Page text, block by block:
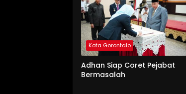
Kota Gorontalo
Adhan Siap Coret Pejabat
Bermasalah